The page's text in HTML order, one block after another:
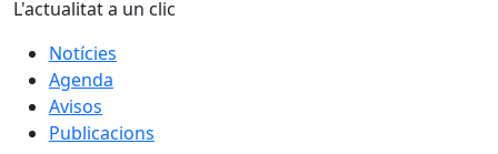
L'actualitat a un clic
Notícies
Agenda
Avisos
Publicacions